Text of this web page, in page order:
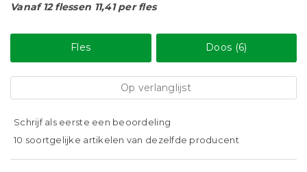
Vanaf 12 flessen 11,41 per fles
Fles Doos (6)
Op verlanglijst
Schrijf als eerste een beoordeling
10 soortgelijke artikelen van dezelfde producent